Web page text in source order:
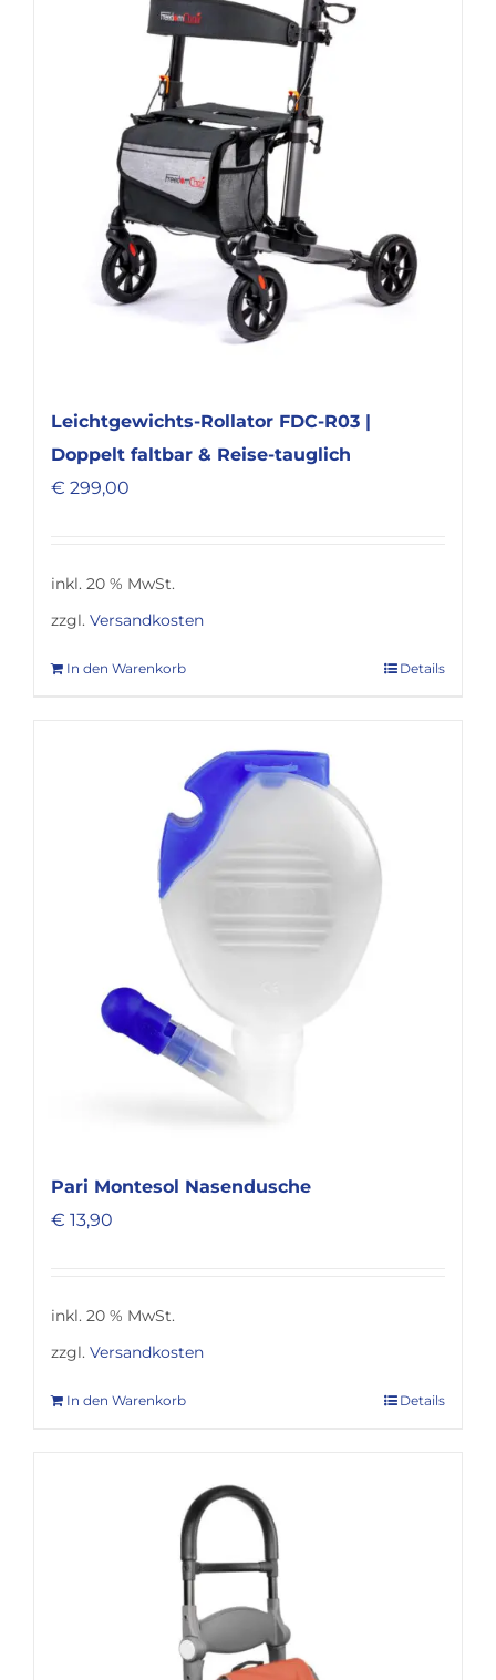
Leichtgewichts-Rollator FDC-R03 |
Doppelt faltbar & Reise-tauglich
€ 299,00
inkl. 20 % MwSt.
zzgl. Versandkosten
In den Warenkorb Details
Pari Montesol Nasendusche
€ 13,90
inkl. 20 % MwSt.
zzgl. Versandkosten
In den Warenkorb Details